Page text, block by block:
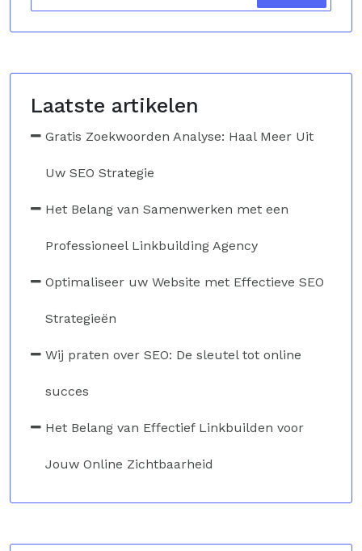
Laatste artikelen
Gratis Zoekwoorden Analyse: Haal Meer Uit
Uw SEO Strategie
Het Belang van Samenwerken met een
Professioneel Linkbuilding Agency
Optimaliseer uw Website met Effectieve SEO
Strategieën
Wij praten over SEO: De sleutel tot online
succes
Het Belang van Effectief Linkbuilden voor
Jouw Online Zichtbaarheid